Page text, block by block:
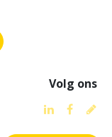
Volg ons